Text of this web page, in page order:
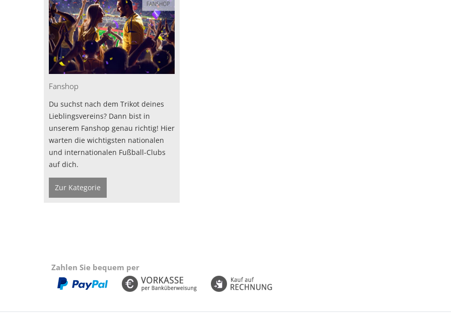
Fanshop
Du suchst nach dem Trikot deines
Lieblingsvereins? Dann bist in
unserem Fanshop genau richtig! Hier
warten die wichtigsten nationalen
und internationalen Fußball-Clubs
auf dich.
Zur Kategorie
Zahlen Sie bequem per